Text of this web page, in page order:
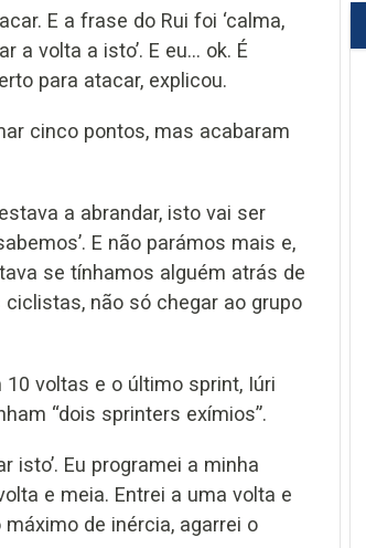
E a frase do Rui foi ‘calma,
volta a isto’. E eu... ok. É
para atacar, explicou.
cinco pontos, mas acabaram
a abrandar, isto vai ser
E não parámos mais e,
se tínhamos alguém atrás de
não só chegar ao grupo
voltas e o último sprint, Iúri
“dois sprinters exímios”.
isto’. Eu programei a minha
e meia. Entrei a uma volta e
de inércia, agarrei o